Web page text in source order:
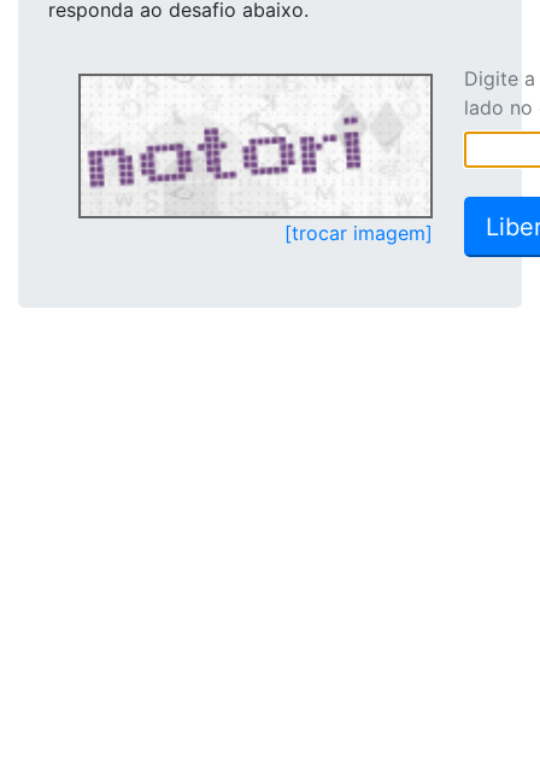
responda ao desafio abaixo.
[trocar imagem]
Digite
lado no